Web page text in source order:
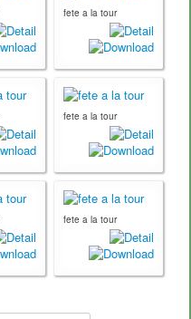
fete a la tour
fete a la tour
fete a la tour